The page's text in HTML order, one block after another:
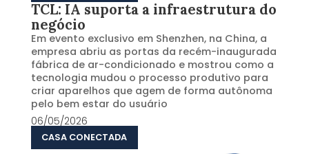
TCL: IA suporta a infraestrutura do
negócio
Em evento exclusivo em Shenzhen, na China, a
empresa abriu as portas da recém-inaugurada
fábrica de ar-condicionado e mostrou como a
tecnologia mudou o processo produtivo para
criar aparelhos que agem de forma autônoma
pelo bem estar do usuário
06/05/2026
CASA CONECTADA